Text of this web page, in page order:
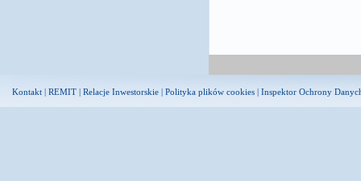
Kontakt | REMIT | Relacje Inwestorskie | Polityka plików cookies | Inspektor Ochrony